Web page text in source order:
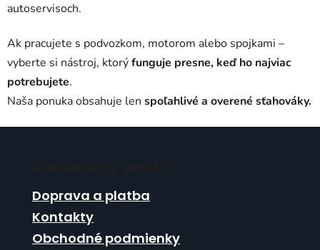
autoservisoch.
Ak pracujete s podvozkom, motorom alebo spojkami –
vyberte si nástroj, ktorýfunguje presne, keď ho najviac
potrebujete.
Naša ponuka obsahuje len spoľahlivé a overené sťahováky.
Doprava a platba
Kontakty
Obchodné podmienky